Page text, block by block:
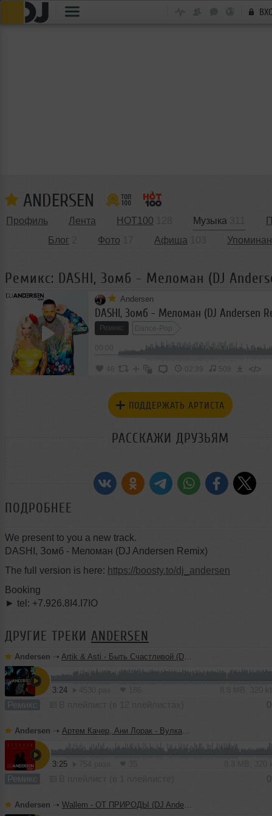
ANDERSEN
Профиль Лента HOT100 Музыка
Блог
Фото Афиша
Ремикс: DASHI, Зомб - Меломан (DJ
Andersen
DASHI, Зомб - Меломан (DJ Andersen
Ремикс Dance-Pop
46 02:39 508 </>
ПОДДЕРЖАТЬ АРТИСТА
РАССКАЖИ ДРУЗЬЯМ
ПОДРОБНЕЕ
We present to you a new track.
DASHI, Зомб - Меломан (DJ Andersen Remix)
The full version is here: https://boosty.to/dj_andersen
Booking
► tel: +7.926.8I4.I7IO
ДРУГИЕ ТРЕКИ ANDERSEN
Andersen ➝ Artik & Asti - Быть Счастливой (DJ Andersen Remix)
3:24
Ремикс
Andersen ➝ Артем Качер, Ани Лорак - Вулканы (DJ Andersen Remix)
3:25
Ремикс
Andersen ➝ Wallem - ОТ ПРИРОДЫ (DJ Andersen Remix)